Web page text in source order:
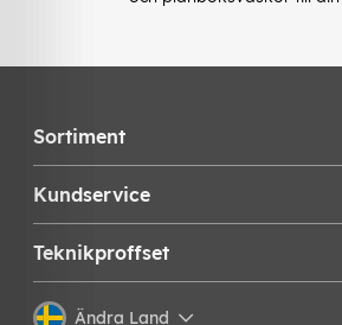
Sortiment
Kundservice
Teknikproffset
Ändra Land